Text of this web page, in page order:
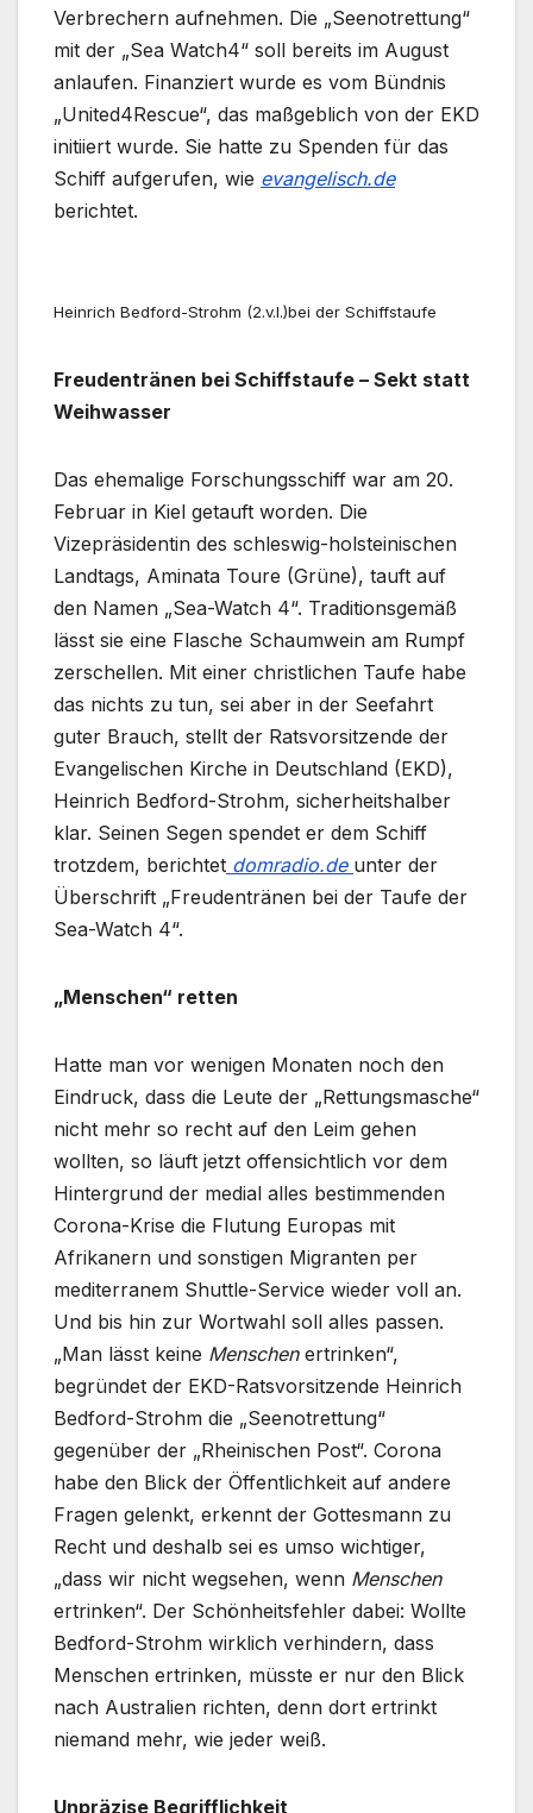
Verbrechern aufnehmen. Die „Seenotrettung“
mit der „Sea Watch4“ soll bereits im August
anlaufen. Finanziert wurde es vom Bündnis
„United4Rescue“, das maßgeblich von der EKD
initiiert wurde. Sie hatte zu Spenden für das
Schiff aufgerufen, wie evangelisch.de
berichtet.
Heinrich Bedford-Strohm (2.v.l.)bei der Schiffstaufe
Freudentränen bei Schiffstaufe – Sekt statt
Weihwasser
Das ehemalige Forschungsschiff war am 20.
Februar in Kiel getauft worden. Die
Vizepräsidentin des schleswig-holsteinischen
Landtags, Aminata Toure (Grüne), tauft auf
den Namen „Sea-Watch 4“. Traditionsgemäß
lässt sie eine Flasche Schaumwein am Rumpf
zerschellen. Mit einer christlichen Taufe habe
das nichts zu tun, sei aber in der Seefahrt
guter Brauch, stellt der Ratsvorsitzende der
Evangelischen Kirche in Deutschland (EKD),
Heinrich Bedford-Strohm, sicherheitshalber
klar. Seinen Segen spendet er dem Schiff
trotzdem, berichtet domradio.de unter der
Überschrift „Freudentränen bei der Taufe der
Sea-Watch 4“.
„Menschen“ retten
Hatte man vor wenigen Monaten noch den
Eindruck, dass die Leute der „Rettungsmasche“
nicht mehr so recht auf den Leim gehen
wollten, so läuft jetzt offensichtlich vor dem
Hintergrund der medial alles bestimmenden
Corona-Krise die Flutung Europas mit
Afrikanern und sonstigen Migranten per
mediterranem Shuttle-Service wieder voll an.
Und bis hin zur Wortwahl soll alles passen.
„Man lässt keine Menschenertrinken“,
begründet der EKD-Ratsvorsitzende Heinrich
Bedford-Strohm die „Seenotrettung“
gegenüber der „Rheinischen Post“. Corona
habe den Blick der Öffentlichkeit auf andere
Fragen gelenkt, erkennt der Gottesmann zu
Recht und deshalb sei es umso wichtiger,
„dass wir nicht wegsehen, wenn Menschen
ertrinken“. Der Schönheitsfehler dabei: Wollte
Bedford-Strohm wirklich verhindern, dass
Menschen ertrinken, müsste er nur den Blick
nach Australien richten, denn dort ertrinkt
niemand mehr, wie jeder weiß.
Unpräzise Begrifflichkeit